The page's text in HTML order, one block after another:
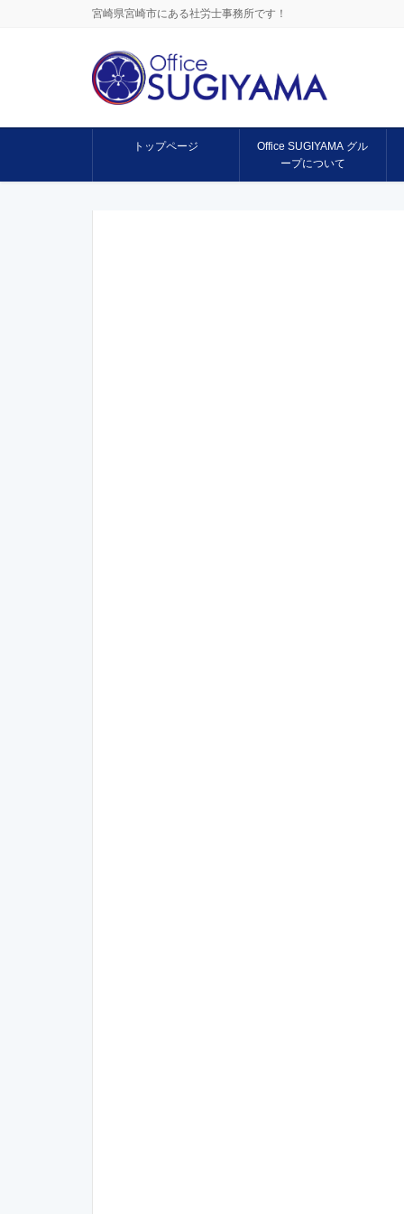
宮崎県宮崎市にある社労士事務所です！
トップページ
Office SUGIYAMA グル
ープについて